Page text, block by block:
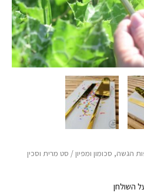
הגשה, סכומון ומפיון/ סט מרית וסכין
השולחן